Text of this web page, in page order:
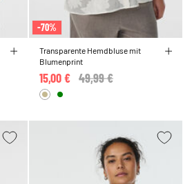
-70%
Transparente Hemdbluse mit
Blumenprint
Price reduced from
49,99 €
15,00 €